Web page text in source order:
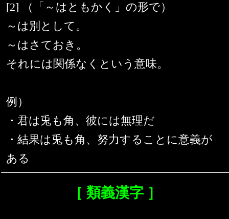
[2] （「～はともかく」の形で）
～は別として。
～はさておき。
それには関係なくという意味。
例）
・君は兎も角、彼には無理だ
・結果は兎も角、努力することに意義が
ある
［ 類義漢字 ］